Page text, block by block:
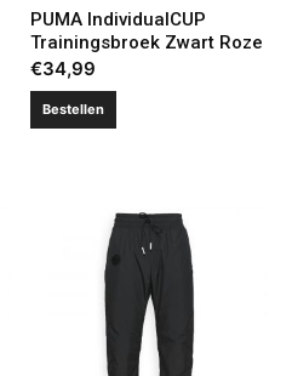
PUMA IndividualCUP
Trainingsbroek Zwart Roze
€34,99
Bestellen